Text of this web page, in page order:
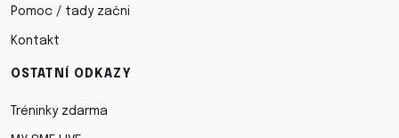
Pomoc / tady začni
Kontakt
OSTATNÍ ODKAZY
Tréninky zdarma